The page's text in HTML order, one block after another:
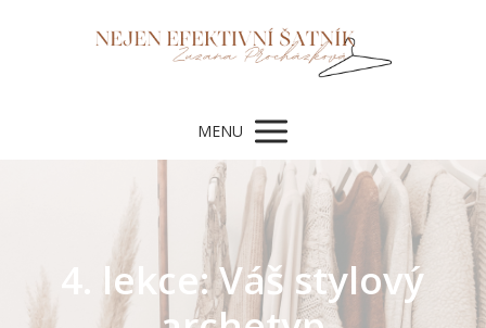
MENU
4. lekce: Váš stylový